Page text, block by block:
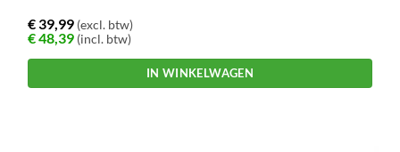
€39,99 (excl. btw)
€48,39 (incl. btw)
IN WINKELWAGEN